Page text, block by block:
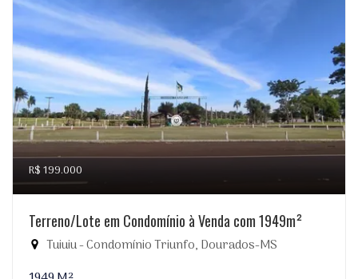
R$ 199.000
Terreno/Lote em Condomínio à Venda com 1949m²
Tuiuiu - Condomínio Triunfo, Dourados-MS